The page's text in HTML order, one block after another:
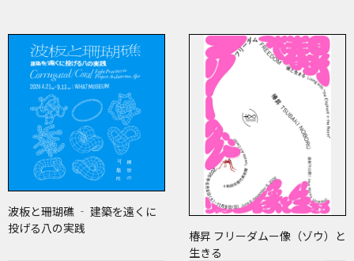
波板と珊瑚礁 ‐ 建築を遠くに
投げる八の実践
椿昇 フリーダムー像（ゾウ）と
生きる